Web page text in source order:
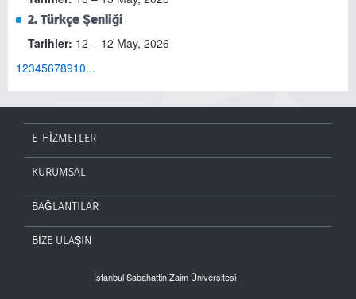
2. Türkçe Şenliği
Tarihler: 12 – 12 May, 2026
12345678910...
E-HİZMETLER
KURUMSAL
BAĞLANTILAR
BİZE ULAŞIN
İstanbul Sabahattin Zaim Üniversitesi